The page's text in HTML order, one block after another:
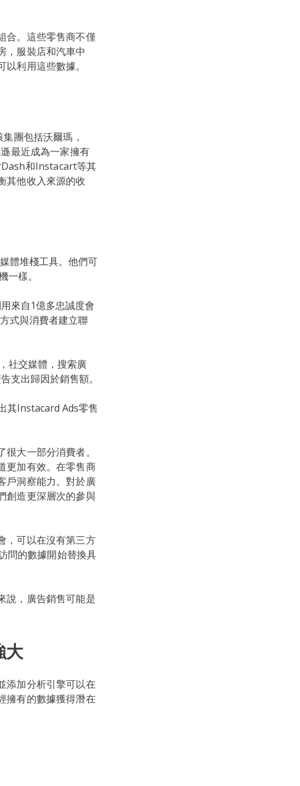
合。這些零售商不僅
，服裝店和汽車中
利用這些數據。
團包括沃爾瑪，
最近成為一家擁有
和Instacart等其
其他收入來源的收
體堆棧工具。他們可
樣。
來自1億多忠誠度會
式與消費者建立聯
社交媒體，搜索廣
支出歸因於銷售額。
其Instacard Ads零售
大一部分消費者。
更加有效。在零售商
戶洞察能力。對於廣
創造更深層次的參與
，可以在沒有第三方
問的數據開始替換具
說，廣告銷售可能是
大
添加分析引擎可以在
擁有的數據獲得潛在